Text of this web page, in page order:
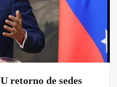
retorno de sedes